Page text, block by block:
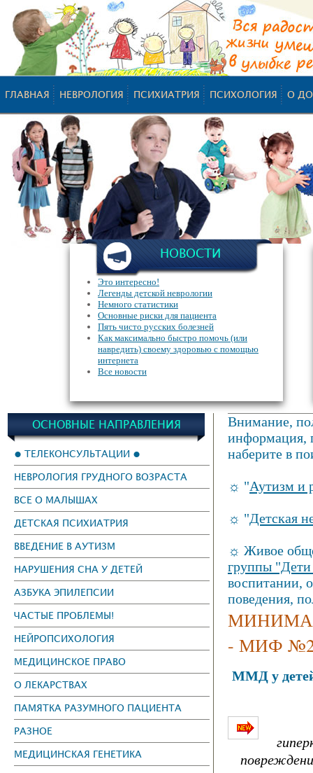
ГЛАВНАЯ НЕВРОЛОГИЯ ПСИХИАТРИЯ ПСИХОЛОГИЯ О
НОВОСТИ
Это интересно!
Легенды детской неврологии
Немного статистики
Основные риски для пациента
Пять чисто русских болезней
Как максимально быстро помочь (или
навредить) своему здоровью с помощью
интернета
Все новости
ОСНОВНЫЕ НАПРАВЛЕНИЯ
● ТЕЛЕКОНСУЛЬТАЦИИ ●
НЕВРОЛОГИЯ ГРУДНОГО ВОЗРАСТА
ВСЕ О МАЛЫШАХ
ДЕТСКАЯ ПСИХИАТРИЯ
ВВЕДЕНИЕ В АУТИЗМ
НАРУШЕНИЯ СНА У ДЕТЕЙ
АЗБУКА ЭПИЛЕПСИИ
ЧАСТЫЕ ПРОБЛЕМЫ!
НЕЙРОПСИХОЛОГИЯ
МЕДИЦИНСКОЕ ПРАВО
О ЛЕКАРСТВАХ
ПАМЯТКА РАЗУМНОГО ПАЦИЕНТА
РАЗНОЕ
МЕДИЦИНСКАЯ ГЕНЕТИКА
Внимание,
информация,
наберите в
☼ "Аутизм и
☼ "Детская
☼ Живое
группы
воспитании,
поведения,
- МИФ
ММД у